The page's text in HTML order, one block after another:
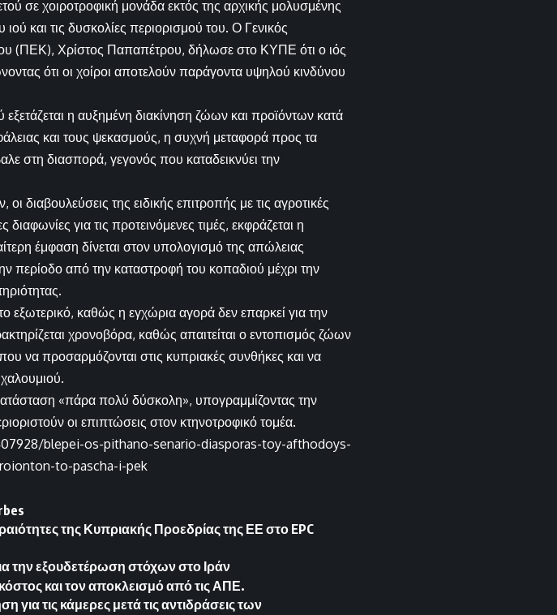
σε χοιροτροφική μονάδα εκτός της αρχικής μολυσμένης
και τις δυσκολίες περιορισμού του. Ο Γενικός
(ΠΕΚ), Χρίστος Παπαπέτρου, δήλωσε στο ΚΥΠΕ ότι ο ιός
ότι οι χοίροι αποτελούν παράγοντα υψηλού κινδύνου
η αυξημένη διακίνηση ζώων και προϊόντων κατά
και τους ψεκασμούς, η συχνή μεταφορά προς τα
στη διασπορά, γεγονός που καταδεικνύει την
διαβουλεύσεις της ειδικής επιτροπής με τις αγροτικές
για τις προτεινόμενες τιμές, εκφράζεται η
έμφαση δίνεται στον υπολογισμό της απώλειας
περίοδο από την καταστροφή του κοπαδιού μέχρι την
εξωτερικό, καθώς η εγχώρια αγορά δεν επαρκεί για την
χρονοβόρα, καθώς απαιτείται ο εντοπισμός ζώων
να προσαρμόζονται στις κυπριακές συνθήκες και να
«πάρα πολύ δύσκολη», υπογραμμίζοντας την
οι επιπτώσεις στον κτηνοτροφικό τομέα.
blepei-os-pithano-senario-diasporas-toy-afthodoys-
to-pascha-i-pek
της Κυπριακής Προεδρίας της ΕΕ στο EPC
την εξουδετέρωση στόχων στο Ιράν
και τον αποκλεισμό από τις ΑΠΕ.
τις κάμερες μετά τις αντιδράσεις των